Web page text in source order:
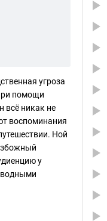
угроза
помощи
всё никак не
воспоминания
Ной
у